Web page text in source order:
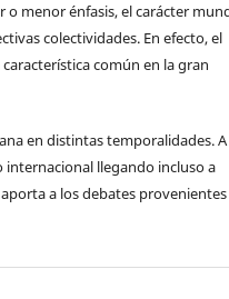
menor énfasis, el carácter
colectividades. En efecto, el
común en la gran
en distintas temporalidades. A
llegando incluso a
a los debates provenientes